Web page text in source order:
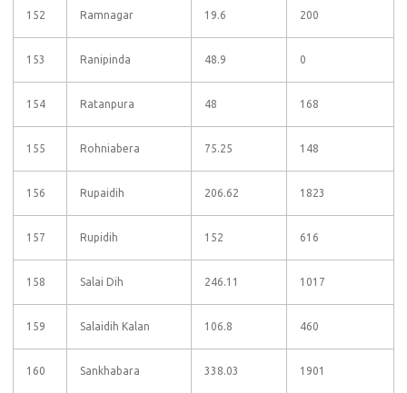
152 Ramnagar 19.6 200
153 Ranipinda 48.9 0
154 Ratanpura 48 168
155 Rohniabera 75.25 148
156 Rupaidih 206.62 1823
157 Rupidih 152 616
158 Salai Dih 246.11 1017
159 Salaidih Kalan 106.8 460
160 Sankhabara 338.03 1901